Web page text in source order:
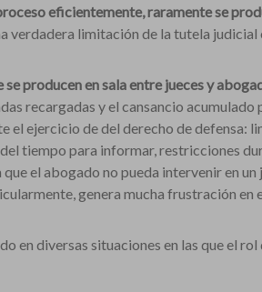
eficientemente, raramente se
verdadera limitación de la tutela judicial
producen en sala entre jueces y
recargadas y el cansancio acumulado
el ejercicio de del derecho de defensa:
tiempo para informar, restricciones
el abogado no pueda intervenir en un
genera mucha frustración en
en diversas situaciones en las que el